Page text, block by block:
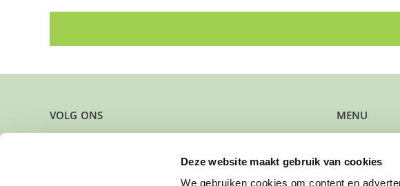
Deze website maakt gebruik van cookies
We gebruiken cookies om content en
VOLG ONS MENU
Kun je steun
Wil je een
Werk je bij